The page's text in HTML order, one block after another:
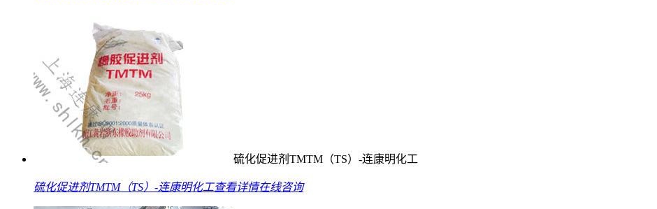
硫化促进剂TMTM（TS）-连康明化工
硫化促进剂TMTM（TS）-连康明化工查看详情在线咨询